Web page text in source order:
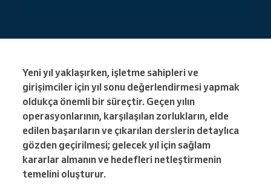
Yeni yıl yaklaşırken, işletme sahipleri ve
girişimciler için yıl sonu değerlendirmesi yapmak
oldukça önemli bir süreçtir. Geçen yılın
operasyonlarının, karşılaşılan zorlukların, elde
edilen başarıların ve çıkarılan derslerin detaylıca
gözden geçirilmesi; gelecek yıl için sağlam
kararlar almanın ve hedefleri netleştirmenin
temelini oluşturur.